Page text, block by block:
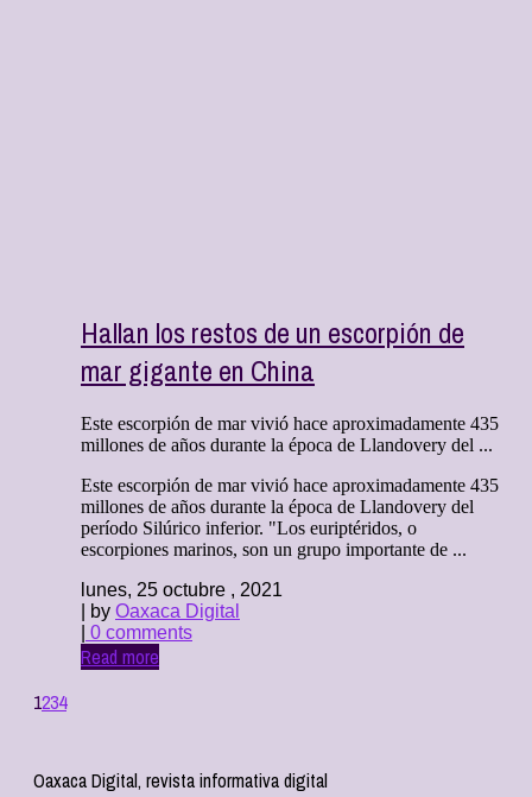
Hallan los restos de un escorpión de
mar gigante en China
Este escorpión de mar vivió hace aproximadamente 435
millones de años durante la época de Llandovery del ...
Este escorpión de mar vivió hace aproximadamente 435
millones de años durante la época de Llandovery del
período Silúrico inferior. "Los euriptéridos, o
escorpiones marinos, son un grupo importante de ...
lunes, 25 octubre , 2021
| by Oaxaca Digital
0 comments
Read more
1234
Oaxaca Digital, revista informativa digital